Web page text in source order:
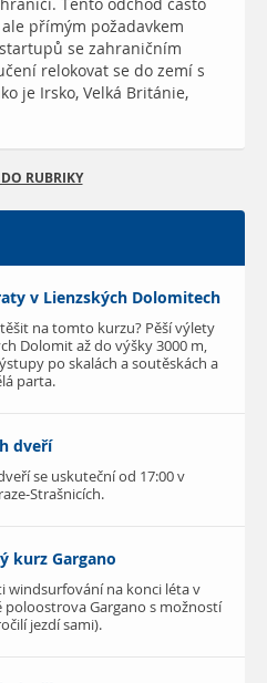
Tento odchod často
přímým požadavkem
se zahraničním
relokovat se do zemí s
je Irsko, Velká Británie,
DO RUBRIKY
v Lienzských Dolomitech
na tomto kurzu? Pěší výlety
Dolomit až do výšky 3000 m,
po skalách a soutěskách a
parta.
dveří
se uskuteční od 17:00 v
Strašnicích.
kurz Gargano
windsurfování na konci léta v
Gargano s možností
jezdí sami).